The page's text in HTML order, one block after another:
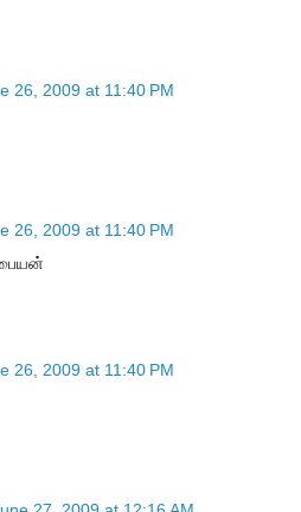
26, 2009 at 11:40 PM
26, 2009 at 11:40 PM
26, 2009 at 11:40 PM